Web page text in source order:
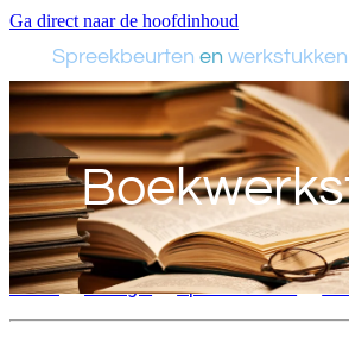
Ga direct naar de hoofdinhoud
Spreekbeurten en werkstukken
Home » Biologie » Spreekbeurten »